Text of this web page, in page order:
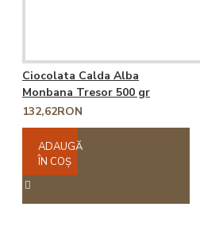
Ciocolata Calda Alba
Monbana Tresor 500 gr
132,62RON
ADAUGĂ
ÎN COŞ